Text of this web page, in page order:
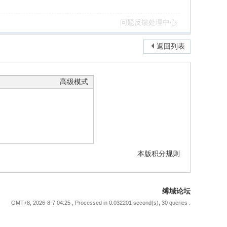
问题反馈处理中心
返回列表
高级模式
本版积分规则
缚域论坛
GMT+8, 2026-8-7 04:25 , Processed in 0.032201 second(s), 30 queries .